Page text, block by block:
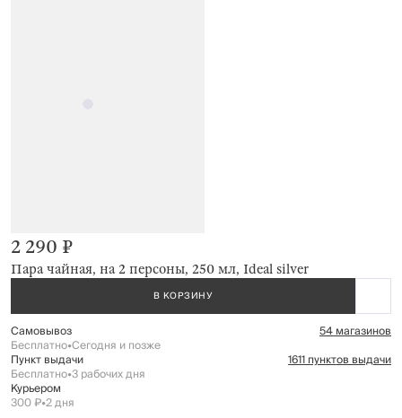
Пара чайная, на 2 персоны, 250 мл, Ideal silver
2 290 ₽
В КОРЗИНУ
Самовывоз 54 магазинов
Бесплатно•Сегодня и позже
Пункт выдачи 1611 пунктов выдачи
Бесплатно•3 рабочих дня
Курьером
300 ₽•2 дня